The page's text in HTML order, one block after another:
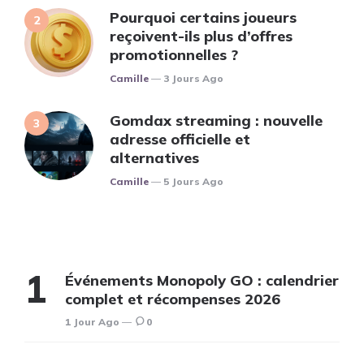
Pourquoi certains joueurs
reçoivent-ils plus d’offres
promotionnelles ?
Posted
Camille 3 Jours Ago
Gomdax streaming : nouvelle
adresse officielle et
alternatives
Posted
Camille 5 Jours Ago
Événements Monopoly GO : calendrier
complet et récompenses 2026
1 Jour Ago 0